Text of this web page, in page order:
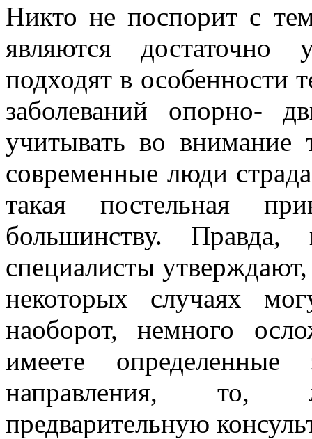
Никто не поспорит с
являются
подходят в особенности
заболеваний опорно-
учитывать во внимание
современные люди
такая постельная
большинству.
специалисты
некоторых случаях
наоборот, немного
имеете определенные
направления, то,
предварительную